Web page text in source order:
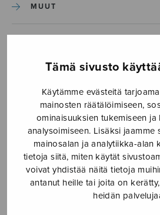
Tämä sivusto
Käytämme evästeitä
mainosten räätälöimiseen,
ominaisuuksien tukemiseen ja
analysoimiseen. Lisäksi jaamme
mainosalan ja analytiikka-alan
tietoja siitä, miten käytät
voivat yhdistää näitä tietoja
antanut heille tai joita on
heidän
MUUT
SEKAKUORO
SOITINKOULUT JA OPPAAT
SOITINMUSIIKKI
YKSINLAULU